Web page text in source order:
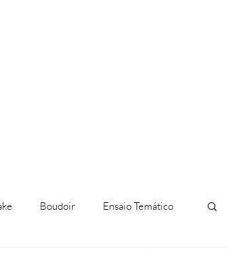
Boudoir Ensaio Temático